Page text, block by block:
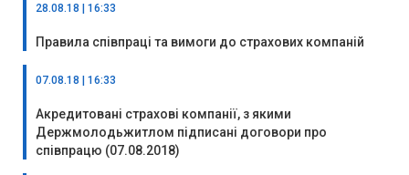
28.08.18 | 16:33
Правила співпраці та вимоги до страхових компаній
07.08.18 | 16:33
Акредитовані страхові компанії, з якими
Держмолодьжитлом підписані договори про
співпрацю (07.08.2018)